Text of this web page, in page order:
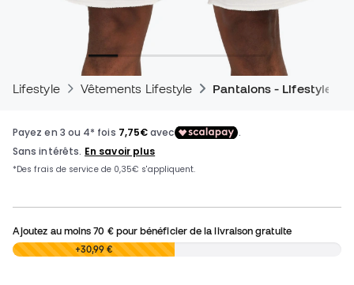
Lifestyle Vêtements Lifestyle Pantalons - Lifestyle
Ajoutez au moins70 €pour bénéficier de la livraison gratuite
0,00 € +30,99 €